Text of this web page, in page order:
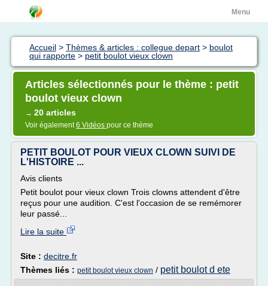
Menu
Accueil > Thèmes & articles : collegue depart > boulot
qui rapporte > petit boulot vieux clown
Articles sélectionnés pour le thème : petit
boulot vieux clown
→ 20 articles
Voir également6 Vidéos pour ce thème
PETIT BOULOT POUR VIEUX CLOWN SUIVI DE
L'HISTOIRE ...
Avis clients
Petit boulot pour vieux clown Trois clowns attendent d'être
reçus pour une audition. C'est l'occasion de se remémorer
leur passé...
Lire la suite
Site : decitre.fr
Thèmes liés : petit boulot vieux clown / petit boulot d ete